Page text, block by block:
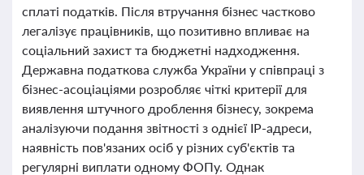
сплаті податків. Після втручання бізнес частково
легалізує працівників, що позитивно впливає на
соціальний захист та бюджетні надходження.
Державна податкова служба України у співпраці з
бізнес-асоціаціями розробляє чіткі критерії для
виявлення штучного дроблення бізнесу, зокрема
аналізуючи подання звітності з однієї IP-адреси,
наявність пов'язаних осіб у різних суб'єктів та
регулярні виплати одному ФОПу. Однак